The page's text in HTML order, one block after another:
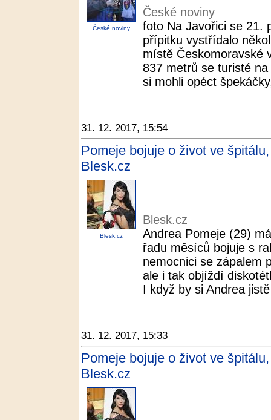
České noviny
České noviny
foto Na Javořici se 21.
přípitku vystřídalo
místě Českomoravské
837 metrů se turisté
si mohli opéct
31. 12. 2017, 15:54
Pomeje bojuje o život ve
Blesk.cz
Blesk.cz
Blesk.cz
Andrea Pomeje (29)
řadu měsíců bojuje s
nemocnici se zápalem
ale i tak objíždí
I když by si Andrea
31. 12. 2017, 15:33
Pomeje bojuje o život ve
Blesk.cz